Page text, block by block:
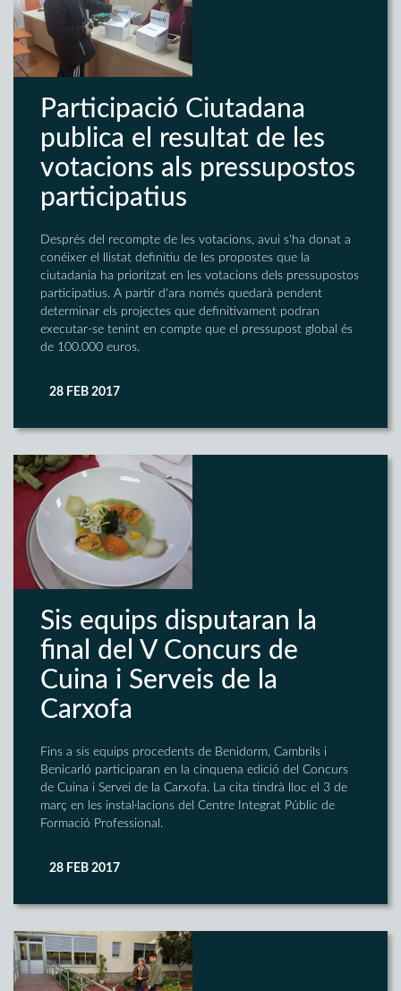
Participació Ciutadana
publica el resultat de les
votacions als pressupostos
participatius
Després del recompte de les votacions, avui s'ha donat a
conéixer el llistat definitiu de les propostes que la
ciutadania ha prioritzat en les votacions dels pressupostos
participatius. A partir d'ara només quedarà pendent
determinar els projectes que definitivament podran
executar-se tenint en compte que el pressupost global és
de 100.000 euros.
28 FEB 2017
Sis equips disputaran la
final del V Concurs de
Cuina i Serveis de la
Carxofa
Fins a sis equips procedents de Benidorm, Cambrils i
Benicarló participaran en la cinquena edició del Concurs
de Cuina i Servei de la Carxofa. La cita tindrà lloc el 3 de
març en les instal·lacions del Centre Integrat Públic de
Formació Professional.
28 FEB 2017